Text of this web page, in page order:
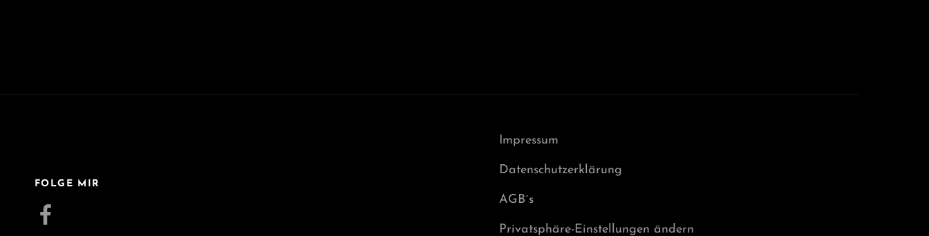
FOLGE MIR
Facebook
Impressum
Datenschutzerklärung
AGB´s
Privatsphäre-Einstellungen ändern